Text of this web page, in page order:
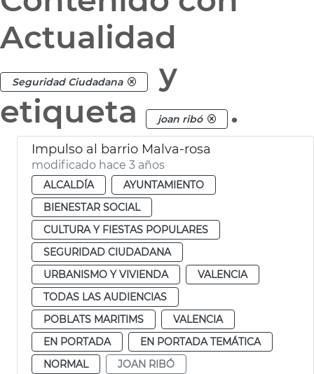
Actualidad
Seguridad Ciudadana
y
etiqueta
joan ribó .
Impulso al barrio Malva-rosa
modificado hace 3 años
ALCALDÍA
AYUNTAMIENTO
BIENESTAR SOCIAL
CULTURA Y FIESTAS POPULARES
SEGURIDAD CIUDADANA
URBANISMO Y VIVIENDA
VALENCIA
TODAS LAS AUDIENCIAS
POBLATS MARITIMS
VALENCIA
EN PORTADA
EN PORTADA TEMÁTICA
NORMAL
JOAN RIBÓ